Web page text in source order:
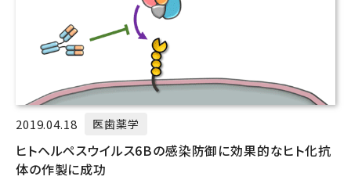
2019.04.18 医歯薬学
ヒトヘルペスウイルス6Bの感染防御に効果的なヒト化抗
体の作製に成功